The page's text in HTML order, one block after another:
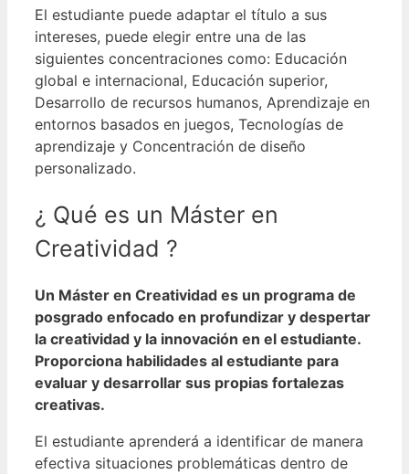
El estudiante puede adaptar el título a sus
intereses, puede elegir entre una de las
siguientes concentraciones como: Educación
global e internacional, Educación superior,
Desarrollo de recursos humanos, Aprendizaje en
entornos basados ​​en juegos, Tecnologías de
aprendizaje y Concentración de diseño
personalizado.
¿ Qué es un Máster en
Creatividad ?
Un Máster en Creatividad es un programa de
posgrado enfocado en profundizar y despertar
la creatividad y la innovación en el estudiante.
Proporciona habilidades al estudiante para
evaluar y desarrollar sus propias fortalezas
creativas.
El estudiante aprenderá a identificar de manera
efectiva situaciones problemáticas dentro de